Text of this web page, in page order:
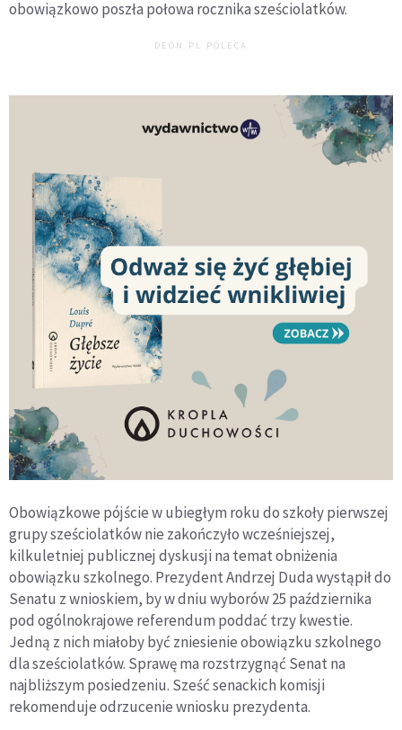
obowiązkowo poszła połowa rocznika sześciolatków.
DEON.PL POLECA
Obowiązkowe pójście w ubiegłym roku do szkoły pierwszej
grupy sześciolatków nie zakończyło wcześniejszej,
kilkuletniej publicznej dyskusji na temat obniżenia
obowiązku szkolnego. Prezydent Andrzej Duda wystąpił do
Senatu z wnioskiem, by w dniu wyborów 25 października
pod ogólnokrajowe referendum poddać trzy kwestie.
Jedną z nich miałoby być zniesienie obowiązku szkolnego
dla sześciolatków. Sprawę ma rozstrzygnąć Senat na
najbliższym posiedzeniu. Sześć senackich komisji
rekomenduje odrzucenie wniosku prezydenta.